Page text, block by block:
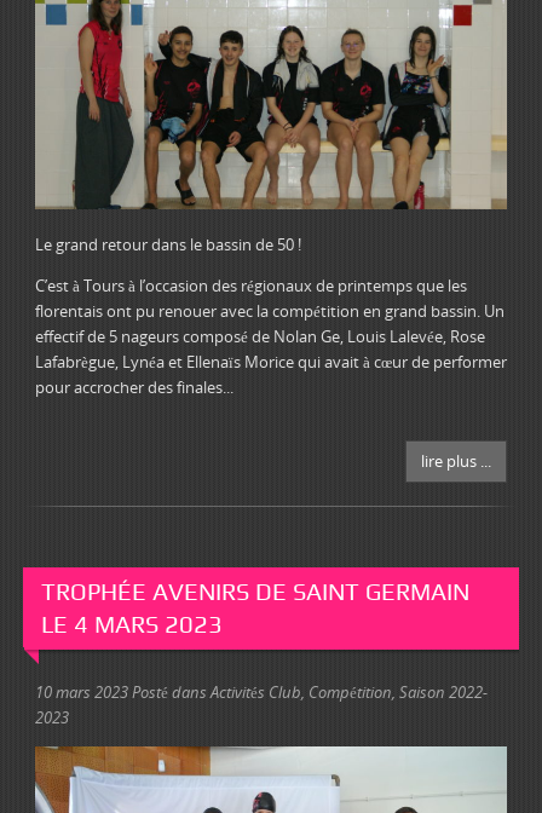
Le grand retour dans le bassin de 50 !
C’est à Tours à l’occasion des régionaux de printemps que les
florentais ont pu renouer avec la compétition en grand bassin. Un
effectif de 5 nageurs composé de Nolan Ge, Louis Lalevée, Rose
Lafabrègue, Lynéa et Ellenaïs Morice qui avait à cœur de performer
pour accrocher des finales...
lire plus ...
TROPHÉE AVENIRS DE SAINT GERMAIN
LE 4 MARS 2023
10 mars 2023Posté dansActivités Club, Compétition, Saison 2022-
2023